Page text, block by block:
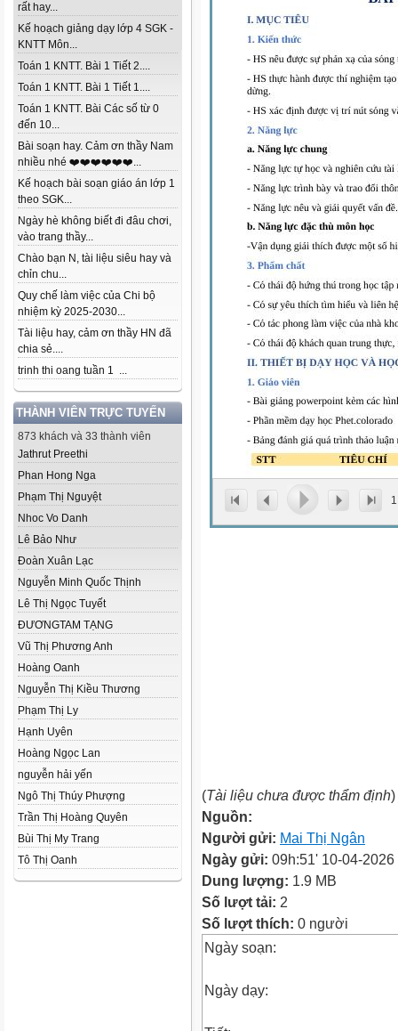
rất hay...
Kế hoạch giảng dạy lớp 4 SGK -
KNTT Môn...
Toán 1 KNTT. Bài 1 Tiết 2....
Toán 1 KNTT. Bài 1 Tiết 1....
Toán 1 KNTT. Bài Các số từ 0
đến 10...
Bài soạn hay. Cảm ơn thầy Nam
nhiều nhé ❤️❤️❤️❤️❤️❤️...
Kế hoạch bài soạn giáo án lớp 1
theo SGK...
Ngày hè không biết đi đâu chơi,
vào trang thầy...
Chào bạn N, tài liệu siêu hay và
chỉn chu...
Quy chế làm việc của Chi bộ
nhiệm kỳ 2025-2030...
Tài liệu hay, cảm ơn thầy HN đã
chia sẻ....
trinh thi oang tuần 1 ...
THÀNH VIÊN TRỰC TUYẾN
873 khách và 33 thành viên
Jathrut Preethi
Phan Hong Nga
Phạm Thị Nguyệt
Nhoc Vo Danh
Lê Bảo Như
Đoàn Xuân Lạc
Nguyễn Minh Quốc Thịnh
Lê Thị Ngọc Tuyết
ĐƯƠNGTAM TẠNG
Vũ Thị Phương Anh
Hoàng Oanh
Nguyễn Thị Kiều Thương
Phạm Thị Ly
Hạnh Uyên
Hoàng Ngọc Lan
nguyễn hải yến
Ngô Thị Thúy Phượng
Trần Thị Hoàng Quyên
Bùi Thị My Trang
Tô Thị Oanh
1
(Tài liệu chưa được thẩm định)
Nguồn:
Người gửi: Mai Thị Ngân
Ngày gửi: 09h:51' 10-04-2026
Dung lượng: 1.9 MB
Số lượt tải: 2
Số lượt thích: 0 người
Ngày soạn:
Ngày dạy: